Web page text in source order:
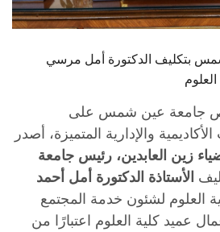
بتكليف الدكتورة أمل مرسي
جامعة عين شمس على
والإدارية المتميزة، أصدر
زين العابدين، رئيس جامعة
الأستاذة الدكتورة أمل أحمد
العلوم لشئون خدمة المجتمع
عميد كلية العلوم اعتبارًا من